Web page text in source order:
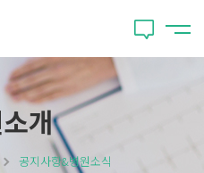
개
공지사항&병원소식